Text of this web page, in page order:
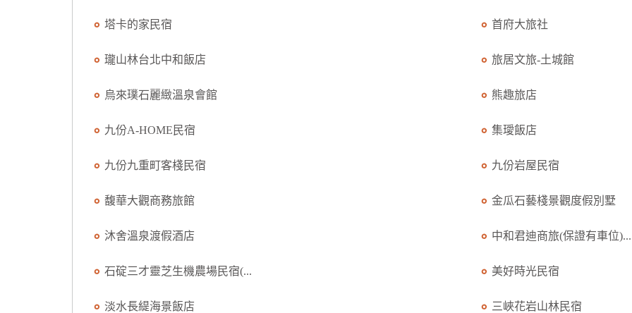
塔卡的家民宿 首府大旅社
瓏山林台北中和飯店 旅居文旅-土城館
烏來璞石麗緻溫泉會館 熊趣旅店
九份A-HOME民宿 集璦飯店
九份九重町客棧民宿 九份岩屋民宿
馥華大觀商務旅館 金瓜石藝棧景觀度假別墅
沐舍溫泉渡假酒店 中和君迪商旅(保證有車位)...
石碇三才靈芝生機農場民宿(... 美好時光民宿
淡水長緹海景飯店 三峽花岩山林民宿